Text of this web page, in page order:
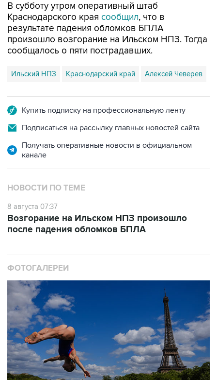
В субботу утром оперативный штаб
Краснодарского края сообщил, что в
результате падения обломков БПЛА
произошло возгорание на Ильском НПЗ. Тогда
сообщалось о пяти пострадавших.
Ильский НПЗ Краснодарский край Алексей Чеверев
Купить подписку на профессиональную ленту
Подписаться на рассылку главных новостей сайта
Получать оперативные новости в официальном
канале
НОВОСТИ ПО ТЕМЕ
8 августа 07:37
Возгорание на Ильском НПЗ произошло
после падения обломков БПЛА
ФОТОГАЛЕРЕИ